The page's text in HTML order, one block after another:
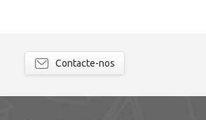
Contacte-nos